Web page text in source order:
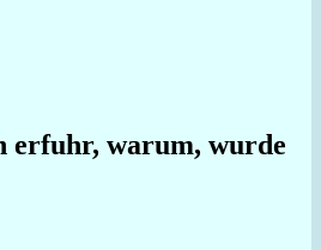
erfuhr, warum, wurde